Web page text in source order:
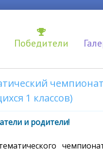
Победители
1 классов)
и родители!